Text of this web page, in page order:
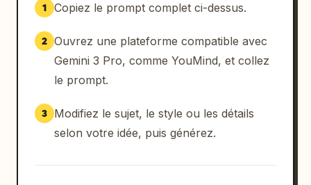
1 Copiez le prompt complet ci-dessus.
2 Ouvrez une plateforme compatible avec
Gemini 3 Pro, comme YouMind, et collez
le prompt.
3
Modifiez le sujet, le style ou les détails
selon votre idée, puis générez.